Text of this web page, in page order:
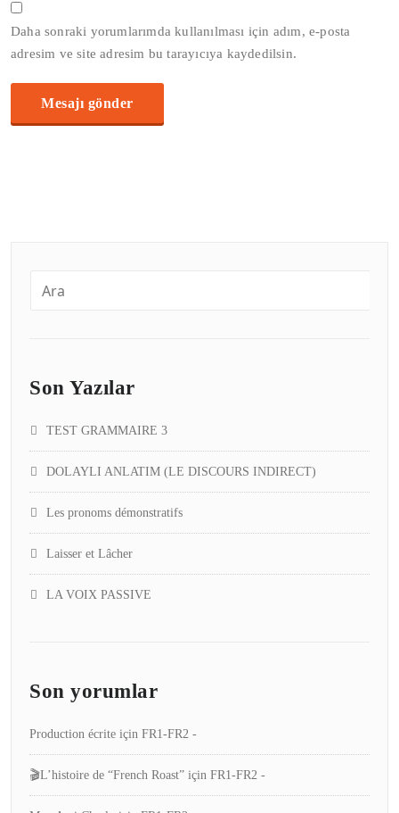
Daha sonraki yorumlarımda kullanılması için adım, e-posta
adresim ve site adresim bu tarayıcıya kaydedilsin.
Son Yazılar
TEST GRAMMAIRE 3
DOLAYLI ANLATIM (LE DISCOURS INDIRECT)
Les pronoms démonstratifs
Laisser et Lâcher
LA VOIX PASSIVE
Son yorumlar
Production écrite için FR1-FR2 -
🎬L’histoire de “French Roast” için FR1-FR2 -